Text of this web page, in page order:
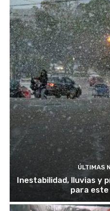
ÚLTIMAS
Inestabilidad, lluvias y
para